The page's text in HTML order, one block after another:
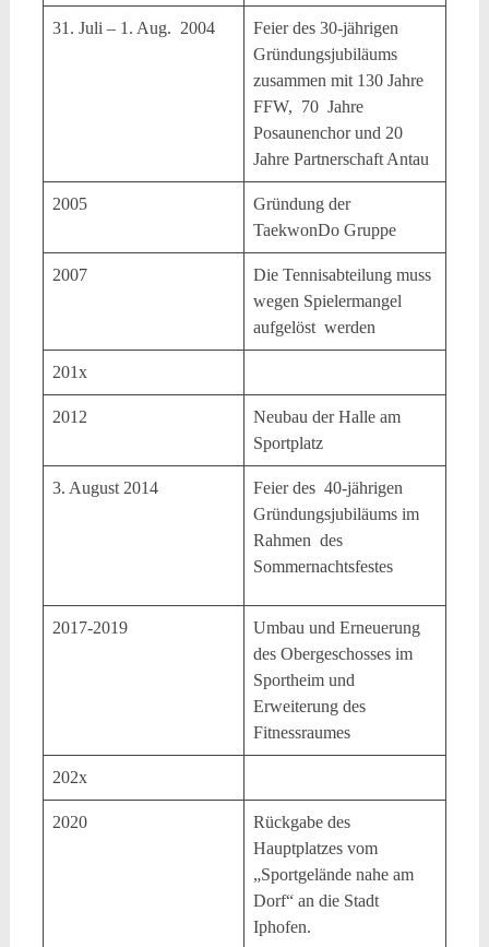
31. Juli – 1. Aug. 2004
Feier des 30-jährigen
Gründungsjubiläums
zusammen mit 130 Jahre
FFW, 70 Jahre
Posaunenchor und 20
Jahre Partnerschaft Antau
2005
Gründung der
TaekwonDo Gruppe
2007
Die Tennisabteilung muss
wegen Spielermangel
aufgelöst werden
201x
2012
Neubau der Halle am
Sportplatz
3. August 2014
Feier des 40-jährigen
Gründungsjubiläums im
Rahmen des
Sommernachtsfestes
2017-2019
Umbau und Erneuerung
des Obergeschosses im
Sportheim und
Erweiterung des
Fitnessraumes
202x
2020
Rückgabe des
Hauptplatzes vom
„Sportgelände nahe am
Dorf“ an die Stadt
Iphofen.